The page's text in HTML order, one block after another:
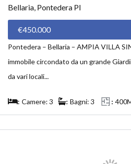
Bellaria, Pontedera PI
€450.000
Pontedera – Bellaria – AMPIA VILLA
immobile circondato da un grande
da vari locali...
Camere: 3 Bagni: 3